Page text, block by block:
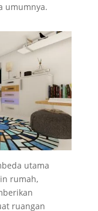
umumnya.
utama
rumah,
ruangan